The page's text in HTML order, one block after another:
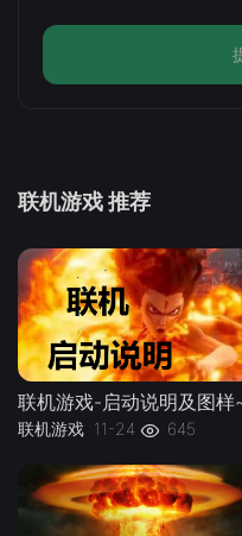
联机游戏 推荐
联机游戏-启动说明及图样
联机游戏 11-24 645